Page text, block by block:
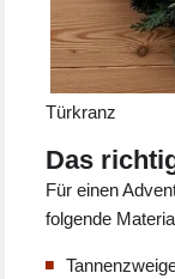
Türkranz
Das
Für einen
folgende